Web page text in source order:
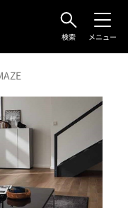
検索 メニュー